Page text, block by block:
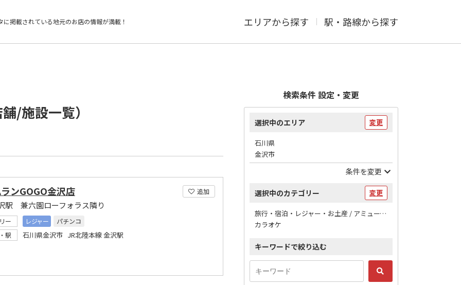
に掲載されている地元のお店の情報が満載！ エリアから探す 駅・路線から探す
/施設一覧）
追加
ンGOGO金沢店
駅 兼六園ローフォラス隣り
ー レジャー
パチンコ
駅
石川県金沢市 JR北陸本線 金沢駅
検索条件 設定・変更
選択中のエリア 変更
石川県
金沢市
条件を変更
選択中のカテゴリー 変更
旅行・宿泊・レジャー・お土産 / アミューズメント
カラオケ
キーワードで絞り込む